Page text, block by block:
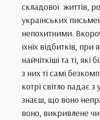
складової життів,
українських
непохитними.
їхніх відбитків,
найчіткіші та ті,
з них ті самі
котрі світло падає з
знаєш, що воно
воно, викривлене